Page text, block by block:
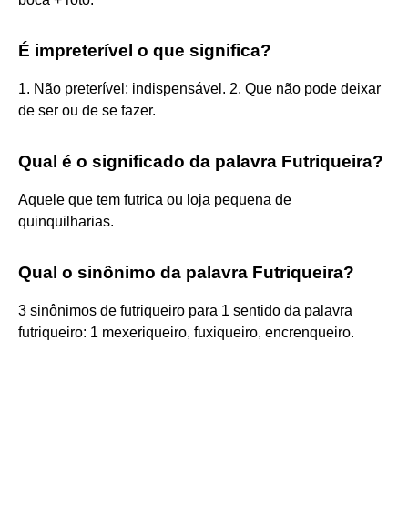
É impreterível o que significa?
1. Não preterível; indispensável. 2. Que não pode deixar
de ser ou de se fazer.
Qual é o significado da palavra Futriqueira?
Aquele que tem futrica ou loja pequena de
quinquilharias.
Qual o sinônimo da palavra Futriqueira?
3 sinônimos de futriqueiro para 1 sentido da palavra
futriqueiro: 1 mexeriqueiro, fuxiqueiro, encrenqueiro.